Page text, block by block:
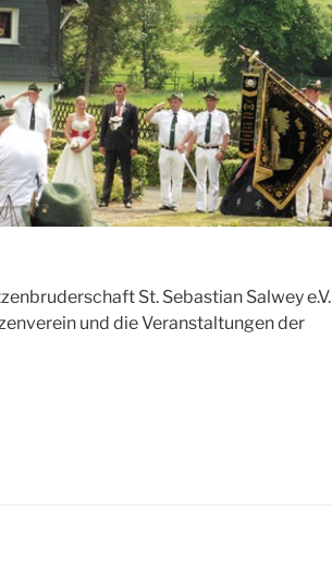
St. Sebastian Salwey e.V.
und die Veranstaltungen der